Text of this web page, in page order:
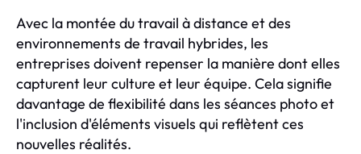
Avec la montée du travail à distance et des
environnements de travail hybrides, les
entreprises doivent repenser la manière dont elles
capturent leur culture et leur équipe. Cela signifie
davantage de flexibilité dans les séances photo et
l'inclusion d'éléments visuels qui reflètent ces
nouvelles réalités.